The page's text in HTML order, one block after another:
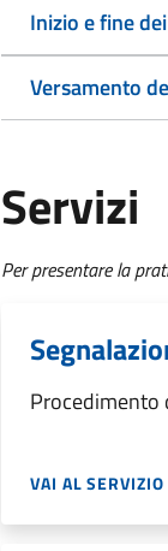
Inizio e fine
Versamento
Servizi
Per presentare la
Procedimento
VAI AL SERVIZIO